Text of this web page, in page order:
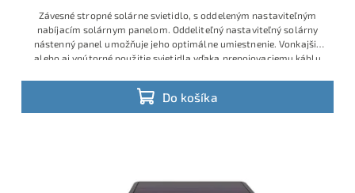
Do košíka
Závesné stropné solárne svietidlo, s oddeleným nastaviteľným
nabíjacím solárnym panelom. Oddeliteľný nastaviteľný solárny
nástenný panel umožňuje jeho optimálne umiestnenie. Vonkajšie
alebo aj vnútorné použitie svietidla vďaka prepojovaciemu káblu